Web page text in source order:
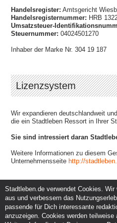
Handelsregister: Amtsgericht
Handelsregisternummer: HRB
Umsatzsteuer-
Steuernummer: 04024501270
Inhaber der Marke Nr. 304 19 187
Lizenzsystem
Wir expandieren deutschlandweit
die ein Stadtleben Ressort in Ihrer
Sie sind intressiert daran
Weitere Informationen zu diesem
Unternehmensseite http://
Service und Support
Kontakt
Hilfe
Stadtleben.de verwendet Cookies.
aus und verbessern das
passende für Dich interessante
anzuzeigen. Cookies werden